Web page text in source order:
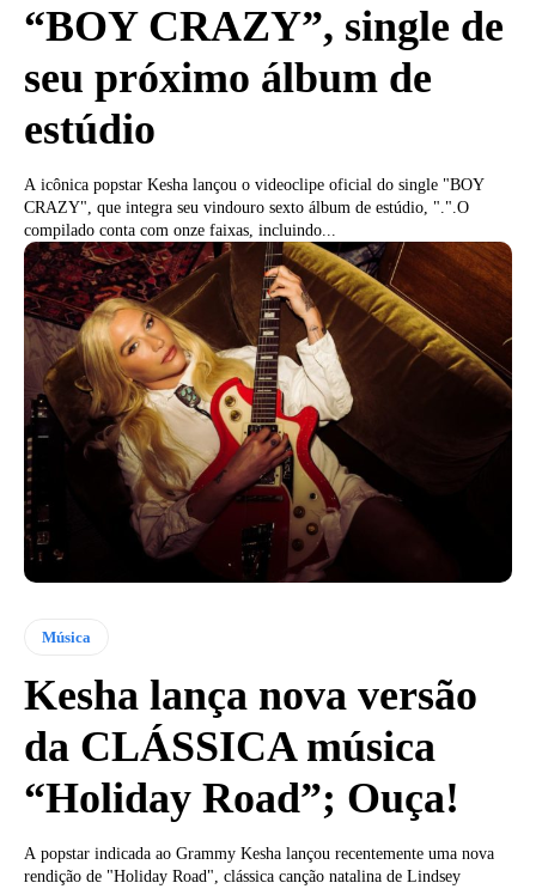
“BOY CRAZY”, single de
seu próximo álbum de
estúdio
A icônica popstar Kesha lançou o videoclipe oficial do single "BOY
CRAZY", que integra seu vindouro sexto álbum de estúdio, ".".O
compilado conta com onze faixas, incluindo...
Música
Kesha lança nova versão
da CLÁSSICA música
“Holiday Road”; Ouça!
A popstar indicada ao Grammy Kesha lançou recentemente uma nova
rendição de "Holiday Road", clássica canção natalina de Lindsey